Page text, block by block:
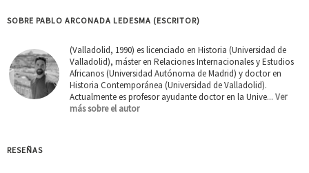
SOBRE PABLO ARCONADA LEDESMA (ESCRITOR)
(Valladolid, 1990) es licenciado en Historia (Universidad de
Valladolid), máster en Relaciones Internacionales y Estudios
Africanos (Universidad Autónoma de Madrid) y doctor en
Historia Contemporánea (Universidad de Valladolid).
Actualmente es profesor ayudante doctor en la Unive... Ver
más sobre el autor
RESEÑAS